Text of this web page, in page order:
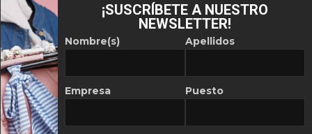
¡SUSCRÍBETE A NUESTRO
NEWSLETTER!
Nombre(s)
Empresa
Apellidos
Puesto